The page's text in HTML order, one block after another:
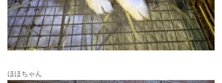
ほほちゃん